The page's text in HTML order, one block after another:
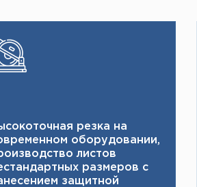
резка на
оборудовании,
листов
размеров с
защитной